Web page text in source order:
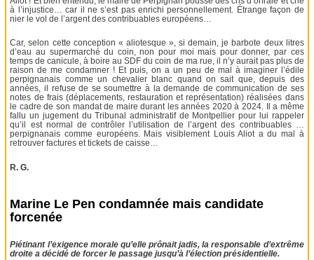
à l’injustice… car il ne s’est pas enrichi personnellement. Étrange façon de
nier le vol de l’argent des contribuables européens…
Car, selon cette conception « aliotesque », si demain, je barbote deux litres
d’eau au supermarché du coin, non pour moi mais pour donner, par ces
temps de canicule, à boire au SDF du coin de ma rue, il n’y aurait pas plus de
raison de me condamner ! Et puis, on a un peu de mal à imaginer l’édile
perpignanais comme un chevalier blanc quand on sait que, depuis des
années, il refuse de se soumettre à la demande de communication de ses
notes de frais (déplacements, restauration et représentation) réalisées dans
le cadre de son mandat de maire durant les années 2020 à 2024. Il a même
fallu un jugement du Tribunal administratif de Montpellier pour lui rappeler
qu’il est normal de contrôler l’utilisation de l’argent des contribuables …
perpignanais comme européens. Mais visiblement Louis Aliot a du mal à
retrouver factures et tickets de caisse…
R. G.
Marine Le Pen condamnée mais candidate
forcenée
Piétinant l’exigence morale qu’elle prônait jadis, la responsable d’extrême
droite a décidé de forcer le passage jusqu’à l’élection présidentielle.